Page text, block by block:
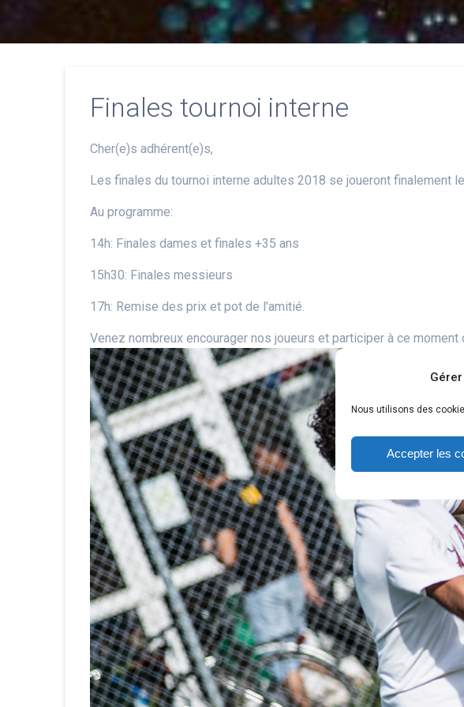
Nous utilisons des
Accepter les
Finales tournoi interne
Cher(e)s adhérent(e)s,
Les finales du tournoi interne adultes 2018 se joueront finalement
Au programme:
14h: Finales dames et finales +35 ans
15h30: Finales messieurs
17h: Remise des prix et pot de l'amitié.
Venez nombreux encourager nos joueurs et participer à ce moment